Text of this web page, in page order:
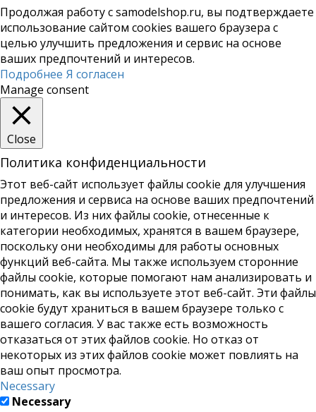
Продолжая работу с samodelshop.ru, вы подтверждаете
использование сайтом cookies вашего браузера с
целью улучшить предложения и сервис на основе
ваших предпочтений и интересов.
Подробнее Я согласен
Manage consent
Close
Политика конфиденциальности
Этот веб-сайт использует файлы cookie для улучшения
предложения и сервиса на основе ваших предпочтений
и интересов. Из них файлы cookie, отнесенные к
категории необходимых, хранятся в вашем браузере,
поскольку они необходимы для работы основных
функций веб-сайта. Мы также используем сторонние
файлы cookie, которые помогают нам анализировать и
понимать, как вы используете этот веб-сайт. Эти файлы
cookie будут храниться в вашем браузере только с
вашего согласия. У вас также есть возможность
отказаться от этих файлов cookie. Но отказ от
некоторых из этих файлов cookie может повлиять на
ваш опыт просмотра.
Necessary
Necessary